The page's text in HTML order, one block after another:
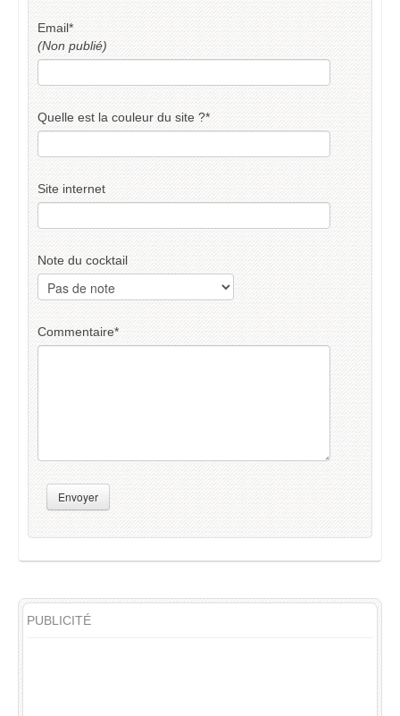
Email*
(Non publié)
Quelle est la couleur du site ?*
Site internet
Note du cocktail
Commentaire*
Envoyer
PUBLICITÉ